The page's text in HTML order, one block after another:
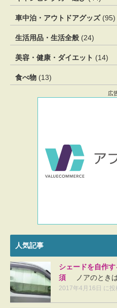
車中泊・アウトドアグッズ(95)
生活用品・生活全般 (24)
美容・健康・ダイエット (14)
食べ物 (13)
広
人気記事
シェードを自作
須
ノアのときは
2017年4月16日 に投